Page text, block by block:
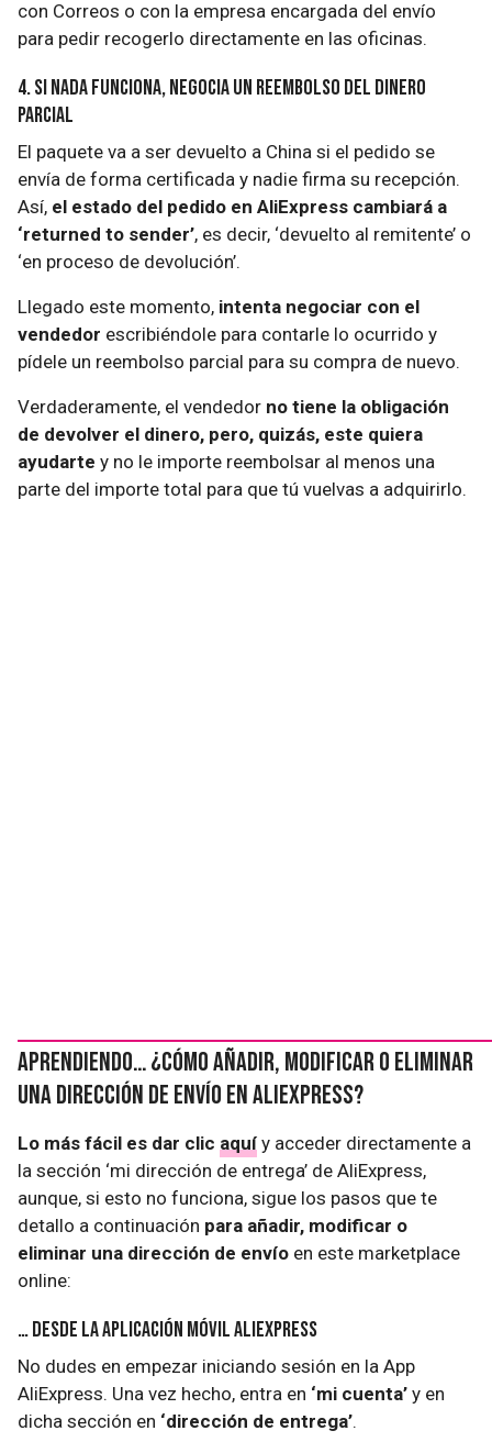
con Correos o con la empresa encargada del envío
para pedir recogerlo directamente en las oficinas.
4. Si nada funciona, negocia un reembolso del dinero
parcial
El paquete va a ser devuelto a China si el pedido se
envía de forma certificada y nadie firma su recepción.
Así, el estado del pedido en AliExpress cambiará a
‘returned to sender’, es decir, ‘devuelto al remitente’ o
‘en proceso de devolución’.
Llegado este momento, intenta negociar con el
vendedor escribiéndole para contarle lo ocurrido y
pídele un reembolso parcial para su compra de nuevo.
Verdaderamente, el vendedor no tiene la obligación
de devolver el dinero, pero, quizás, este quiera
ayudarte y no le importe reembolsar al menos una
parte del importe total para que tú vuelvas a adquirirlo.
Aprendiendo… ¿Cómo añadir, modificar o eliminar
una dirección de envío en AliExpress?
Lo más fácil es dar clic aquí y acceder directamente a
la sección ‘mi dirección de entrega’ de AliExpress,
aunque, si esto no funciona, sigue los pasos que te
detallo a continuación para añadir, modificar o
eliminar una dirección de envío en este marketplace
online:
… Desde la aplicación móvil AliExpress
No dudes en empezar iniciando sesión en la App
AliExpress. Una vez hecho, entra en ‘mi cuenta’ y en
dicha sección en ‘dirección de entrega’.